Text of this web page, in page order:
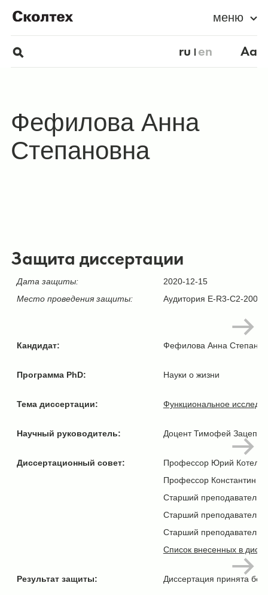
меню
ru en Aa
Фефилова Анна
Степановна
Защита диссертации
Дата защиты:
Место проведения защиты:
2020-12-15
Аудитория E-R3-C2-2007,
Кандидат: Фефилова Анна
Программа PhD: Науки о жизни
Тема диссертации: Функциональное
Научный руководитель: Доцент Тимофей
Диссертационный совет:
Профессор Юрий
Профессор Константин
Старший преподаватель
Старший преподаватель
Старший преподаватель
Список внесенных в
Результат защиты: Диссертация принята